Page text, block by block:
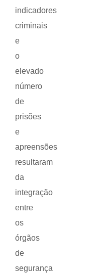
indicadores
criminais
e
o
elevado
número
de
prisões
e
apreensões
resultaram
da
integração
entre
os
órgãos
de
segurança